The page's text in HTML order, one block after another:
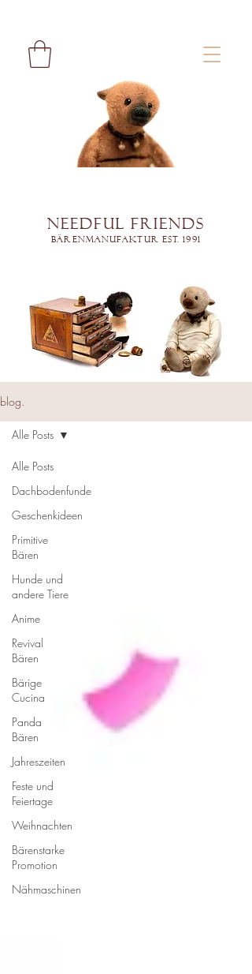
Needful Friends
Bärenmanufaktur est. 1991
blog.
Alle Posts
Dachbodenfunde
Geschenkideen
Primitive
Bären
Hunde und
andere Tiere
Anime
Revival
Bären
Bärige
Cucina
Panda
Bären
Jahreszeiten
Feste und
Feiertage
Weihnachten
Bärenstarke
Promotion
Nähmaschinen
Alle Posts